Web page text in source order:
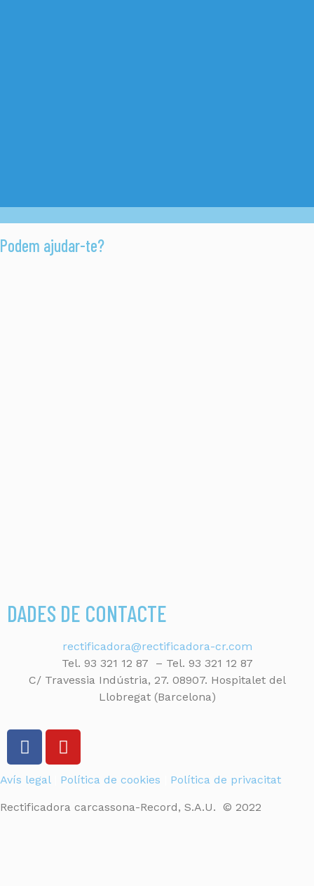
Podem ajudar-te?
DADES DE CONTACTE
rectificadora@rectificadora-cr.com
Tel. 93 321 12 87 – Tel. 93 321 12 87
C/ Travessia Indústria, 27. 08907. Hospitalet del
Llobregat (Barcelona)
Avís legal Política de cookies Política de privacitat
Rectificadora carcassona-Record, S.A.U. © 2022